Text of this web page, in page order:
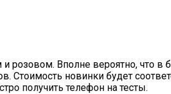
розовом. Вполне вероятно, что
новинки будет
получить телефон на тесты.